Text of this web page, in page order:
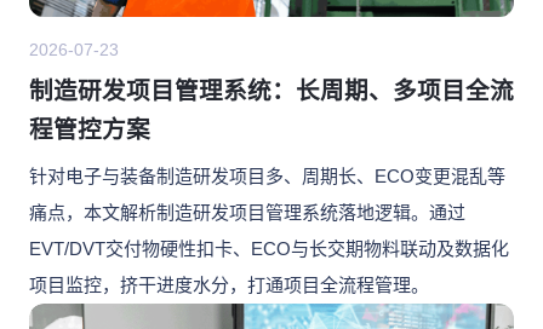
2026-07-23
制造研发项目管理系统：长周期、多项目全流
程管控方案
针对电子与装备制造研发项目多、周期长、ECO变更混乱等
痛点，本文解析制造研发项目管理系统落地逻辑。通过
EVT/DVT交付物硬性扣卡、ECO与长交期物料联动及数据化
项目监控，挤干进度水分，打通项目全流程管理。